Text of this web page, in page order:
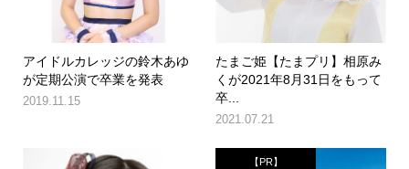
アイドルカレッジの鈴木あゆ
が定期公演で卒業を発表
2019.11.15
たまご姫【たまプリ】相原み
くが2021年8月31日をもって
卒...
2021.07.21
【PR】